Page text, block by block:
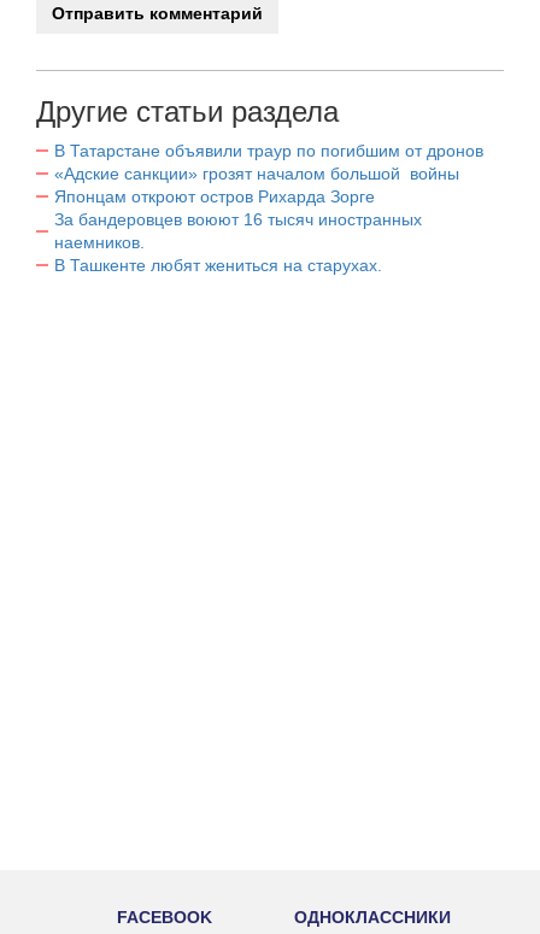
Другие статьи раздела
В Татарстане объявили траур по погибшим от дронов
«Адские санкции» грозят началом большой войны
Японцам откроют остров Рихарда Зорге
За бандеровцев воюют 16 тысяч иностранных
наемников.
В Ташкенте любят жениться на старухах.
FACEBOOK ОДНОКЛАССНИКИ